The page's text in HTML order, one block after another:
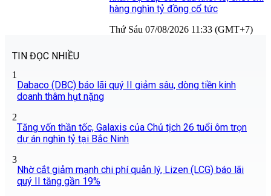
hàng nghìn tỷ đồng cổ tức
Thứ Sáu 07/08/2026 11:33 (GMT+7)
TIN ĐỌC NHIỀU
1
Dabaco (DBC) báo lãi quý II giảm sâu, dòng tiền kinh
doanh thâm hụt nặng
2
Tăng vốn thần tốc, Galaxis của Chủ tịch 26 tuổi ôm trọn
dự án nghìn tỷ tại Bắc Ninh
3
Nhờ cắt giảm mạnh chi phí quản lý, Lizen (LCG) báo lãi
quý II tăng gần 19%